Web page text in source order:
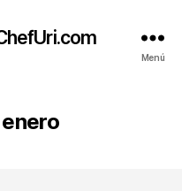
Menú
enero